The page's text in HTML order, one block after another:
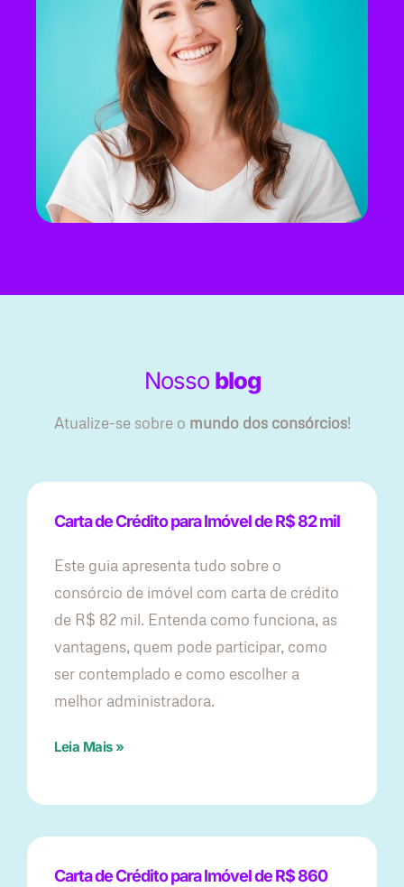
Nosso blog
Atualize-se sobre o mundo dos consórcios!
Carta de Crédito para Imóvel de R$ 82 mil
Este guia apresenta tudo sobre o
consórcio de imóvel com carta de crédito
de R$ 82 mil. Entenda como funciona, as
vantagens, quem pode participar, como
ser contemplado e como escolher a
melhor administradora.
Leia Mais »
Carta de Crédito para Imóvel de R$ 860